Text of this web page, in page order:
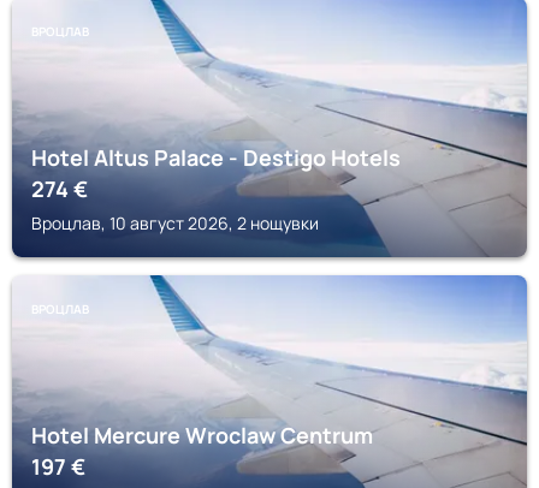
ВРОЦЛАВ
Hotel Altus Palace - Destigo Hotels
274€
Вроцлав, 10 август 2026, 2 нощувки
ВРОЦЛАВ
Hotel Mercure Wroclaw Centrum
197€